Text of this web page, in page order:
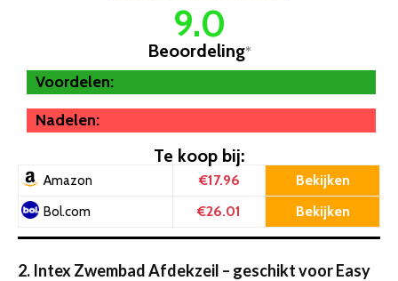
9.0
Beoordeling*
Voordelen:
Nadelen:
Te koop bij:
Amazon €17.96 Bekijken
Bol.com €26.01 Bekijken
2. Intex Zwembad Afdekzeil – geschikt voor Easy